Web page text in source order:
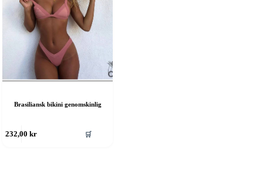
Brasiliansk bikini genomskinlig
232,00kr 🛒